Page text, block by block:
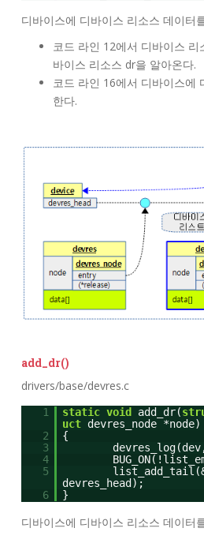
디바이스에 디바이스 리소스 데이터
코드 라인 12에서 디바이스
바이스 리소스 dr을 알아온다.
코드 라인 16에서 디바이스에
한다.
add_dr()
drivers/base/devres.c
1 static void add_dr(
uct devres_node *node)
2
{
3
4
5
devres_head);
6
}
디바이스에 디바이스 리소스 데이터